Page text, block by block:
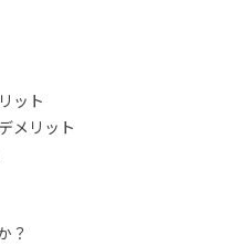
ット
メリット
？